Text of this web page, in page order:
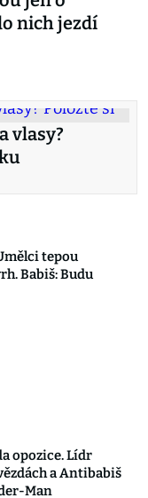
nich jezdí
vlasy?
tepou
Babiš: Budu
opozice. Lídr
a Antibabiš
Man